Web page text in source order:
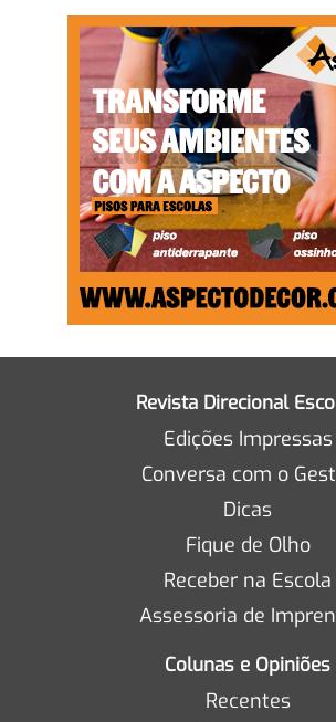
Revista Direcional
Edições Impressas
Conversa com o
Dicas
Fique de Olho
Receber na Escola
Assessoria de
Colunas e Opiniões
Recentes